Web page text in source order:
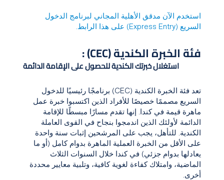
استخدم الآن مدقق الأهلية المجاني لبرنامج الدخول
السريع (Express Entry) على هذا الرابط.
فئة الخبرة الكندية (CEC) :
استغلال خبرتك الكندية للحصول على الإقامة الدائمة
تعد فئة الخبرة الكندية (CEC) برنامجًا رئيسيًا للدخول
السريع مصممًا خصيصًا للأفراد الذين اكتسبوا خبرة عمل
ماهرة قيمة في كندا. إنها تقدم مسارًا مبسطًا للإقامة
الدائمة لأولئك الذين اندمجوا بنجاح في القوى العاملة
الكندية. للتأهل، يجب على المرشحين إثبات سنة واحدة
على الأقل من الخبرة العملية الماهرة بدوام كامل (أو ما
يعادلها بدوام جزئي) في كندا خلال السنوات الثلاث
الماضية، وامتلاك كفاءة لغوية كافية، وتلبية معايير محددة
أخرى.